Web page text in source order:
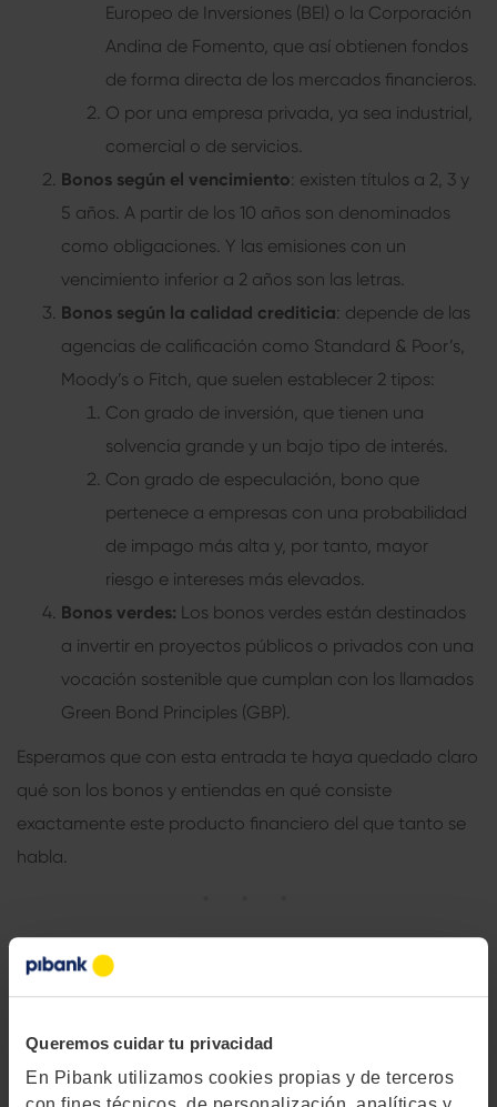
Queremos cuidar tu privacidad
En Pibank utilizamos cookies propias y de terceros
Europeo de Inversiones (BEI) o la Corporación
Andina de Fomento, que así obtienen fondos
de forma directa de los mercados financieros.
O por una empresa privada, ya sea industrial,
comercial o de servicios.
Bonos según el vencimiento: existen títulos a 2, 3 y
5 años. A partir de los 10 años son denominados
como obligaciones. Y las emisiones con un
vencimiento inferior a 2 años son las letras.
Bonos según la calidad crediticia: depende de las
agencias de calificación como Standard & Poor’s,
Moody’s o Fitch, que suelen establecer 2 tipos:
Con grado de inversión, que tienen una
solvencia grande y un bajo tipo de interés.
Con grado de especulación, bono que
pertenece a empresas con una probabilidad
de impago más alta y, por tanto, mayor
riesgo e intereses más elevados.
Bonos verdes: Los bonos verdes están destinados
a invertir en proyectos públicos o privados con una
vocación sostenible que cumplan con los llamados
Green Bond Principles (GBP).
Esperamos que con esta entrada te haya quedado claro
qué son los bonos y entiendas en qué consiste
exactamente este producto financiero del que tanto se
habla.